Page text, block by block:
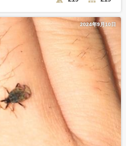
2024年9月10日